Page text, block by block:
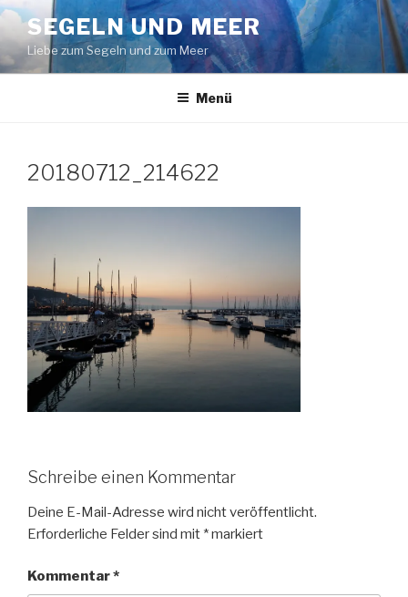
Zum
Inhalt
springen
SEGELN UND MEER
Liebe zum Segeln und zum Meer
Menü
20180712_214622
Schreibe einen Kommentar
Deine E-Mail-Adresse wird nicht veröffentlicht.
Erforderliche Felder sind mit *markiert
Kommentar*